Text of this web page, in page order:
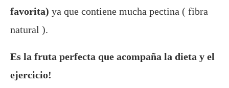
favorita) ya que contiene mucha pectina ( fibra
natural ).
Es la fruta perfecta que acompaña la dieta y el
ejercicio!